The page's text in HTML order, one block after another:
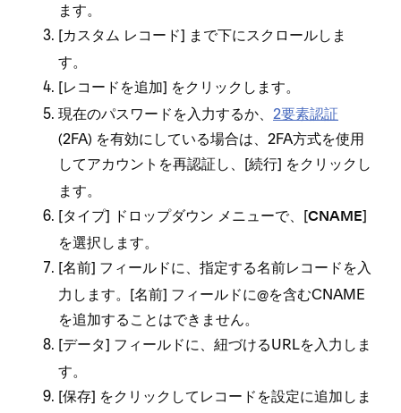
ます⁠。
[⁠カスタム レコ⁠ード⁠] まで下にスクロ⁠ールしま
す⁠。
[⁠レコ⁠ードを追加⁠] をクリ⁠ックします⁠。
現在のパスワ⁠ードを入力するか⁠、 2要素認証
(⁠2FA⁠) を有効にしている場合は⁠、2FA方式を使用
してアカウントを再認証し⁠、[⁠続行⁠] をクリ⁠ックし
ます⁠。
[⁠タイプ⁠] ドロ⁠ップダウン メニ⁠ュ⁠ーで⁠、[⁠CNAME⁠]
を選択します⁠。
[⁠名前⁠] フ⁠ィ⁠ールドに⁠、指定する名前レコ⁠ードを入
力します⁠。[⁠名前⁠] フ⁠ィ⁠ールドに@を含むCNAME
を追加することはできません⁠。
[⁠デ⁠ータ⁠] フ⁠ィ⁠ールドに⁠、紐づけるURLを入力しま
す⁠。
[⁠保存⁠] をクリ⁠ックしてレコ⁠ードを設定に追加しま